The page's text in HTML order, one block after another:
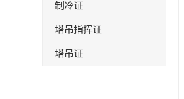
制冷证
塔吊指挥证
塔吊证